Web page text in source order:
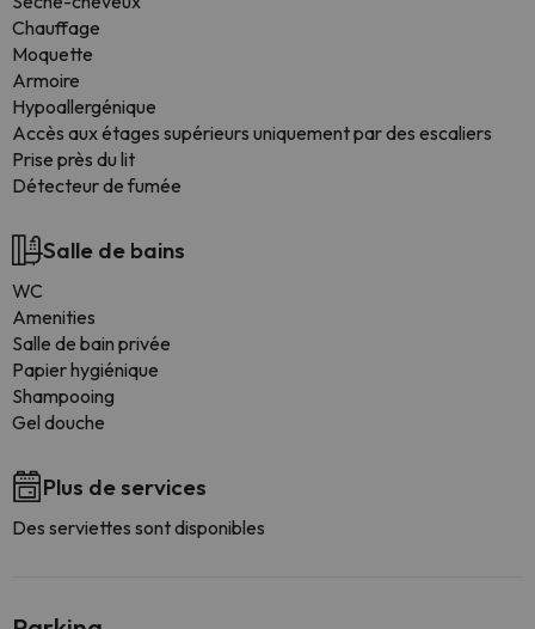
Chauffage
Moquette
Armoire
Hypoallergénique
Accès aux étages supérieurs uniquement par des escaliers
Prise près du lit
Détecteur de fumée
Salle de bains
WC
Amenities
Salle de bain privée
Papier hygiénique
Shampooing
Gel douche
Plus de services
Des serviettes sont disponibles